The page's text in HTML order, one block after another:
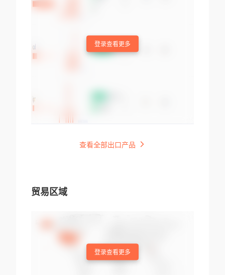
登录查看更多
查看全部出口产品
贸易区域
登录查看更多